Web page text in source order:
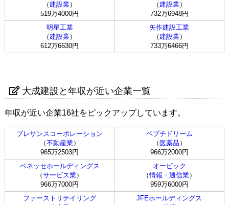
（建設業）
519万4000円
（建設業）
732万6948円
明星工業
（建設業）
612万6630円
矢作建設工業
（建設業）
733万6466円
大成建設と年収が近い企業一覧
年収が近い企業16社をピックアップしています。
プレサンスコーポレーション
（不動産業）
965万2503円
ペプチドリーム
（ 医薬品 ）
966万2000円
ベネッセホールディングス
（サービス業）
966万7000円
オービック
（情報・通信業）
959万6000円
ファーストリテイリング
JFEホールディングス